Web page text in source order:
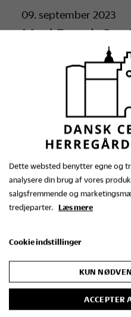
09. september 2023
Med Dansk
Aarhus på
FREDAG
21. april 2023
rejse.
rejser, mad og
Estrup
Dette websted benytter egne og
analysere din brug af vores
salgsfremmende og
tredjeparter. Læs mere
Cookie indstillinger
KUN
ACCEPTER